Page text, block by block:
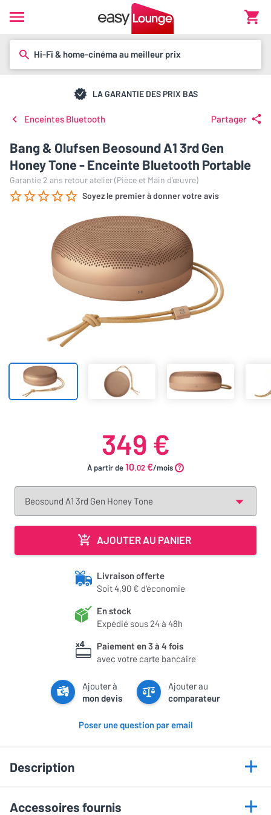
Hi-Fi & home-cinéma au meilleur prix
LA GARANTIE DES PRIX BAS
Enceintes Bluetooth Partager
Bang & Olufsen Beosound A1 3rd Gen
Honey Tone - Enceinte Bluetooth Portable
Garantie 2 ans retour atelier (Pièce et Main d’œuvre)
Soyez le premier à donner votre avis
349 €
À partir de10.02 €/mois
AJOUTER AU PANIER
Livraison offerte
Soit 4,90 € d'économie
En stock
Expédié sous 24 à 48h
Paiement en 3 à 4 fois
avec votre carte bancaire
Ajouter à
mon devis
Ajouter au
comparateur
Poser une question par email
Description
Points forts
Accessoires fournis